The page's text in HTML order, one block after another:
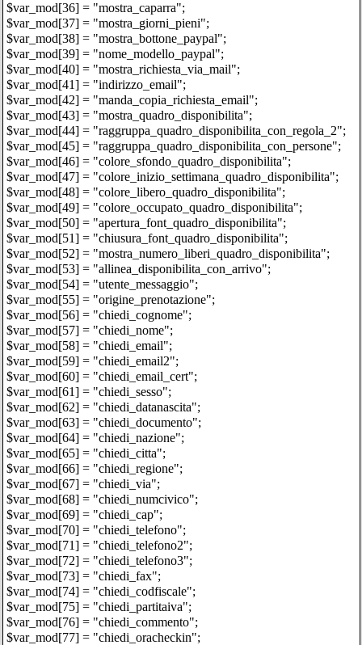
$var_mod[36] = "mostra_caparra";
$var_mod[37] = "mostra_giorni_pieni";
$var_mod[38] = "mostra_bottone_paypal";
$var_mod[39] = "nome_modello_paypal";
$var_mod[40] = "mostra_richiesta_via_mail";
$var_mod[41] = "indirizzo_email";
$var_mod[42] = "manda_copia_richiesta_email";
$var_mod[43] = "mostra_quadro_disponibilita";
$var_mod[44] = "raggruppa_quadro_disponibilita_con_regola_2";
$var_mod[45] = "raggruppa_quadro_disponibilita_con_persone";
$var_mod[46] = "colore_sfondo_quadro_disponibilita";
$var_mod[47] = "colore_inizio_settimana_quadro_disponibilita";
$var_mod[48] = "colore_libero_quadro_disponibilita";
$var_mod[49] = "colore_occupato_quadro_disponibilita";
$var_mod[50] = "apertura_font_quadro_disponibilita";
$var_mod[51] = "chiusura_font_quadro_disponibilita";
$var_mod[52] = "mostra_numero_liberi_quadro_disponibilita";
$var_mod[53] = "allinea_disponibilita_con_arrivo";
$var_mod[54] = "utente_messaggio";
$var_mod[55] = "origine_prenotazione";
$var_mod[56] = "chiedi_cognome";
$var_mod[57] = "chiedi_nome";
$var_mod[58] = "chiedi_email";
$var_mod[59] = "chiedi_email2";
$var_mod[60] = "chiedi_email_cert";
$var_mod[61] = "chiedi_sesso";
$var_mod[62] = "chiedi_datanascita";
$var_mod[63] = "chiedi_documento";
$var_mod[64] = "chiedi_nazione";
$var_mod[65] = "chiedi_citta";
$var_mod[66] = "chiedi_regione";
$var_mod[67] = "chiedi_via";
$var_mod[68] = "chiedi_numcivico";
$var_mod[69] = "chiedi_cap";
$var_mod[70] = "chiedi_telefono";
$var_mod[71] = "chiedi_telefono2";
$var_mod[72] = "chiedi_telefono3";
$var_mod[73] = "chiedi_fax";
$var_mod[74] = "chiedi_codfiscale";
$var_mod[75] = "chiedi_partitaiva";
$var_mod[76] = "chiedi_commento";
$var_mod[77] = "chiedi_oracheckin";